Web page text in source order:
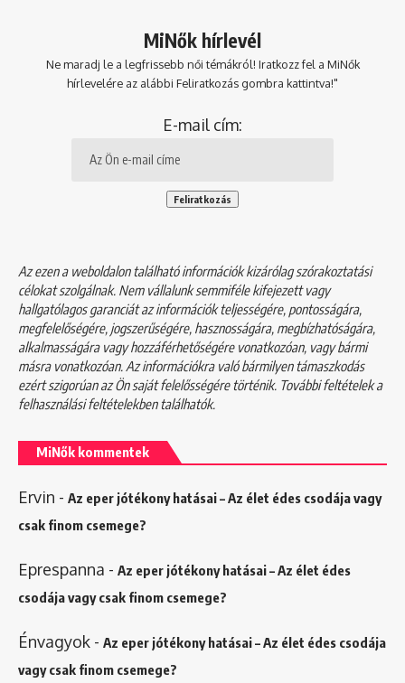
MiNők hírlevél
Ne maradj le a legfrissebb női témákról! Iratkozz fel a MiNők
hírlevelére az alábbi Feliratkozás gombra kattintva!"
E-mail cím:
Az ezen a weboldalon található információk kizárólag szórakoztatási
célokat szolgálnak. Nem vállalunk semmiféle kifejezett vagy
hallgatólagos garanciát az információk teljességére, pontosságára,
megfelelőségére, jogszerűségére, hasznosságára, megbízhatóságára,
alkalmasságára vagy hozzáférhetőségére vonatkozóan, vagy bármi
másra vonatkozóan. Az információkra való bármilyen támaszkodás
ezért szigorúan az Ön saját felelősségére történik. További feltételek a
felhasználási feltételekbentalálhatók.
MiNők kommentek
Ervin - Az eper jótékony hatásai – Az élet édes csodája vagy
csak finom csemege?
Eprespanna - Az eper jótékony hatásai – Az élet édes
csodája vagy csak finom csemege?
Énvagyok - Az eper jótékony hatásai – Az élet édes csodája
vagy csak finom csemege?